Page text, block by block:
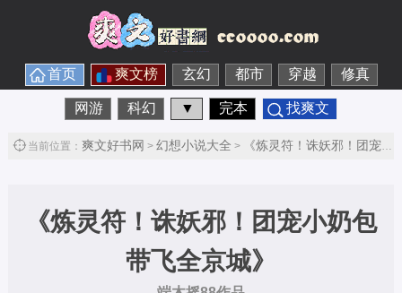
首页 爽文榜 玄幻 都市 穿越 修真
网游 科幻 ▼ 完本 找爽文
当前位置： 爽文好书网 > 幻想小说大全 > 《炼灵符！诛妖邪！团宠小奶包带飞全京城》
《炼灵符！诛妖邪！团宠小奶包
带飞全京城》